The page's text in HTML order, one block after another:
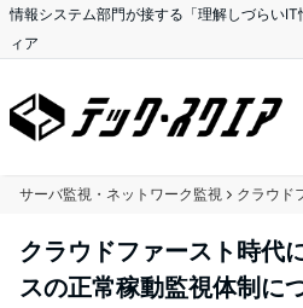
情報システム部門が接する「理解しづらい
ィア
サーバ監視・ネットワーク監視
クラウドファースト時代
スの正常稼動監視体制に